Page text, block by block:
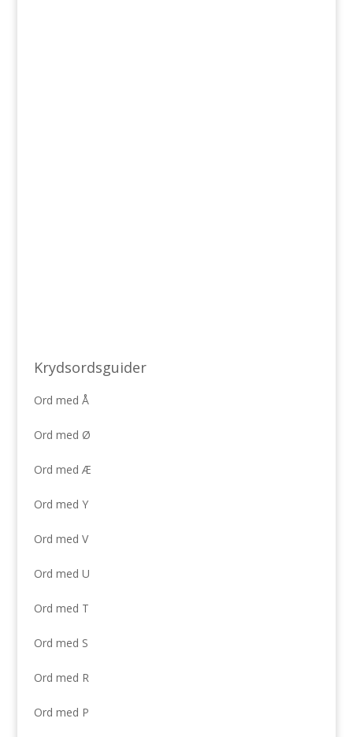
Krydsordsguider
Ord med Å
Ord med Ø
Ord med Æ
Ord med Y
Ord med V
Ord med U
Ord med T
Ord med S
Ord med R
Ord med P